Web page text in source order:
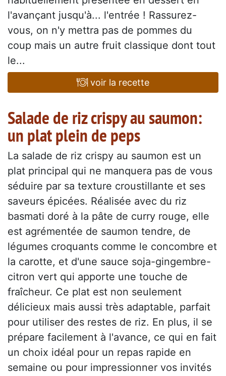
l'avançant jusqu'à... l'entrée ! Rassurez-
vous, on n'y mettra pas de pommes du
coup mais un autre fruit classique dont tout
le...
voir la recette
Salade de riz crispy au saumon:
un plat plein de peps
La salade de riz crispy au saumon est un
plat principal qui ne manquera pas de vous
séduire par sa texture croustillante et ses
saveurs épicées. Réalisée avec du riz
basmati doré à la pâte de curry rouge, elle
est agrémentée de saumon tendre, de
légumes croquants comme le concombre et
la carotte, et d'une sauce soja-gingembre-
citron vert qui apporte une touche de
fraîcheur. Ce plat est non seulement
délicieux mais aussi très adaptable, parfait
pour utiliser des restes de riz. En plus, il se
prépare facilement à l'avance, ce qui en fait
un choix idéal pour un repas rapide en
semaine ou pour impressionner vos invités